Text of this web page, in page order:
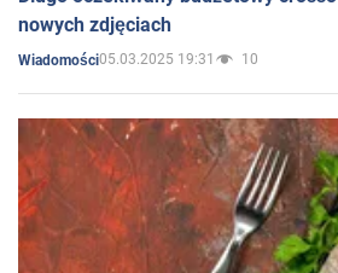
nowych zdjęciach
Wiadomości05.03.2025 19:31 10